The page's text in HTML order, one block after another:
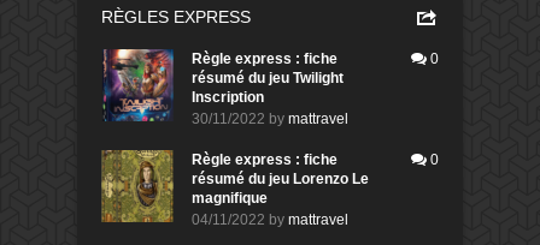
RÈGLES EXPRESS
Règle express : fiche
résumé du jeu Twilight
Inscription
30/11/2022 by mattravel
0
Règle express : fiche
résumé du jeu Lorenzo Le
magnifique
04/11/2022 by mattravel
0